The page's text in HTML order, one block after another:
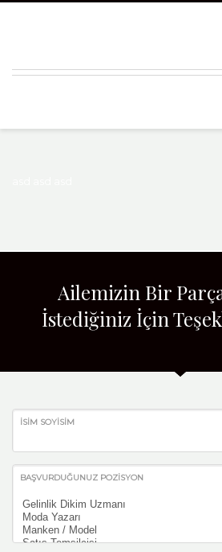
Ailemizin Bir
İstediğiniz İçin
İSIM SOYISIM
BAŞVURDUĞUNUZ POZISYON